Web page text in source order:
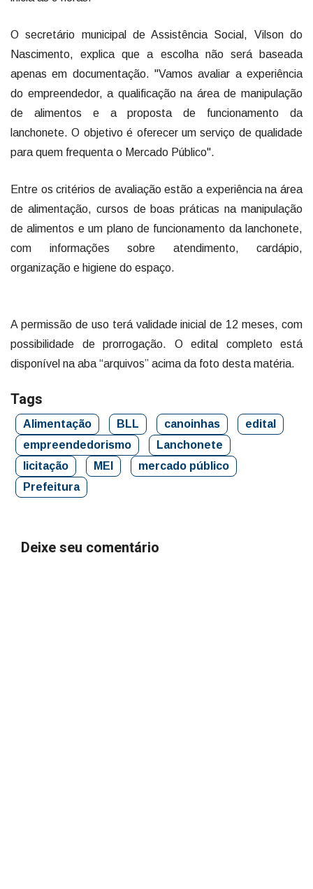
O secretário municipal de Assistência Social, Vilson do
Nascimento, explica que a escolha não será baseada
apenas em documentação. "Vamos avaliar a experiência
do empreendedor, a qualificação na área de manipulação
de alimentos e a proposta de funcionamento da
lanchonete. O objetivo é oferecer um serviço de qualidade
para quem frequenta o Mercado Público".
Entre os critérios de avaliação estão a experiência na área
de alimentação, cursos de boas práticas na manipulação
de alimentos e um plano de funcionamento da lanchonete,
com informações sobre atendimento, cardápio,
organização e higiene do espaço.
A permissão de uso terá validade inicial de 12 meses, com
possibilidade de prorrogação. O edital completo está
disponível na aba “arquivos” acima da foto desta matéria.
Tags
Alimentação BLL canoinhas
edital
empreendedorismo
Lanchonete
licitação
MEI
mercado público
Prefeitura
Deixe seu comentário